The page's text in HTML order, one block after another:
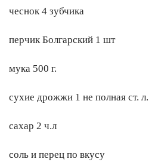
чеснок 4 зубчика
перчик Болгарский 1 шт
мука 500 г.
сухие дрожжи 1 не полная ст. л.
сахар 2 ч.л
соль и перец по вкусу